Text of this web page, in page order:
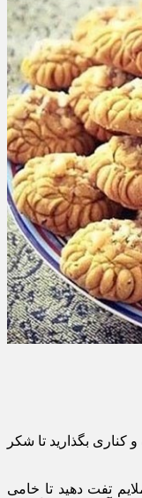
کرده و کناری بگذارید تا شکر
تفت دهید تا خامی